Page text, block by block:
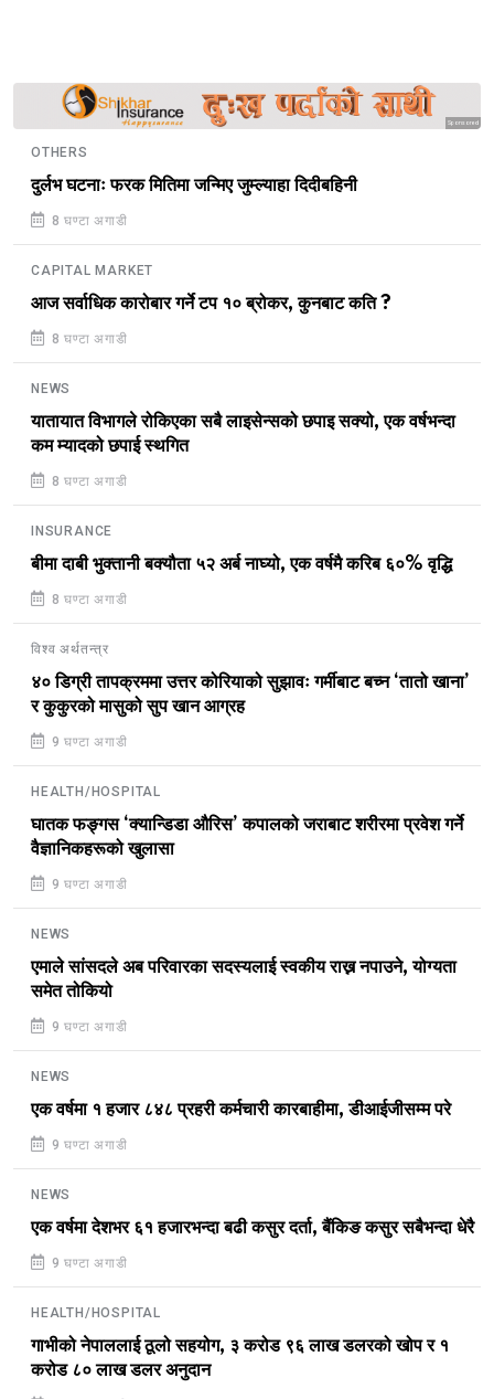
Sponsored
OTHERS
दुर्लभ घटनाः फरक मितिमा जन्मिए जुम्ल्याहा दिदीबहिनी
8 घण्टा अगाडी
CAPITAL MARKET
आज सर्वाधिक कारोबार गर्ने टप १० ब्रोकर, कुनबाट कति ?
8 घण्टा अगाडी
NEWS
यातायात विभागले रोकिएका सबै लाइसेन्सको छपाइ सक्यो, एक वर्षभन्दा
कम म्यादको छपाई स्थगित
8 घण्टा अगाडी
INSURANCE
बीमा दाबी भुक्तानी बक्यौता ५२ अर्ब नाघ्यो, एक वर्षमै करिब ६०% वृद्धि
8 घण्टा अगाडी
विश्व अर्थतन्त्र
४० डिग्री तापक्रममा उत्तर कोरियाको सुझावः गर्मीबाट बच्न ‘तातो खाना’
र कुकुरको मासुको सुप खान आग्रह
9 घण्टा अगाडी
HEALTH/HOSPITAL
घातक फङ्गस ‘क्यान्डिडा औरिस’ कपालको जराबाट शरीरमा प्रवेश गर्ने
वैज्ञानिकहरूको खुलासा
9 घण्टा अगाडी
NEWS
एमाले सांसदले अब परिवारका सदस्यलाई स्वकीय राख्न नपाउने, योग्यता
समेत तोकियो
9 घण्टा अगाडी
NEWS
एक वर्षमा १ हजार ८४८ प्रहरी कर्मचारी कारबाहीमा, डीआईजीसम्म परे
9 घण्टा अगाडी
NEWS
एक वर्षमा देशभर ६१ हजारभन्दा बढी कसुर दर्ता, बैंकिङ कसुर सबैभन्दा धेरै
9 घण्टा अगाडी
HEALTH/HOSPITAL
गाभीको नेपाललाई ठूलो सहयोग, ३ करोड ९६ लाख डलरको खोप र १
करोड ८० लाख डलर अनुदान